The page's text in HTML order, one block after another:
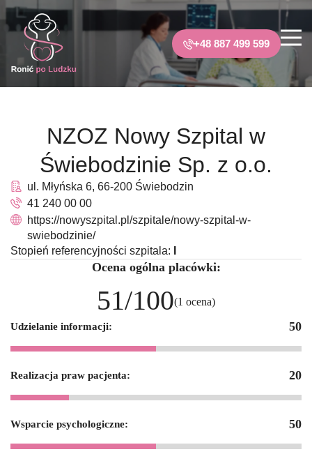
+48 887 499 599
NZOZ Nowy Szpital w
Świebodzinie Sp. z o.o.
ul. Młyńska 6, 66-200 Świebodzin
41 240 00 00
https://nowyszpital.pl/szpitale/nowy-szpital-w-
swiebodzinie/
Stopień referencyjności szpitala:
Ocena ogólna placówki:
51/100(1 ocena)
Udzielanie informacji: 50
Realizacja praw pacjenta: 20
Wsparcie psychologiczne: 50